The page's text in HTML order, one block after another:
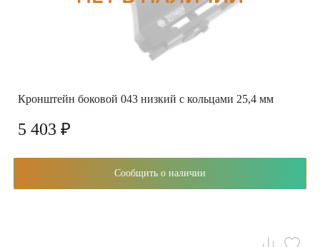
Кронштейн боковой 043 низкий с кольцами 25,4 мм
5 403 ₽
Сообщить о наличии